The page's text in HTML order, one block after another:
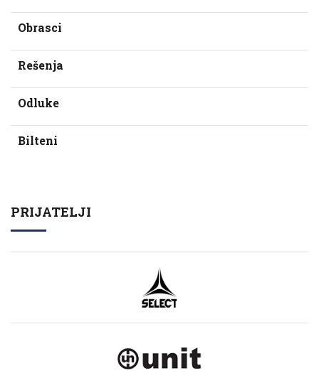
Obrasci
Rešenja
Odluke
Bilteni
PRIJATELJI